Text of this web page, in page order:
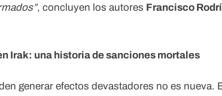
, concluyen los autores Francisco
Irak: una historia de sanciones mortales
generar efectos devastadores no es nueva.